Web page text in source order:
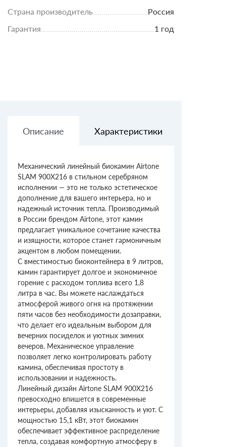
Страна производитель
Россия
Гарантия
1 год
Описание Характеристики
Механический линейный биокамин Airtone
SLAM 900X216 в стильном серебряном
исполнении — это не только эстетическое
дополнение для вашего интерьера, но и
надежный источник тепла. Производимый
в России брендом Airtone, этот камин
предлагает уникальное сочетание качества
и изящности, которое станет гармоничным
акцентом в любом помещении.
С вместимостью биоконтейнера в 9 литров,
камин гарантирует долгое и экономичное
горение с расходом топлива всего 1,8
литра в час. Вы можете наслаждаться
атмосферой живого огня на протяжении
пяти часов без необходимости дозаправки,
что делает его идеальным выбором для
вечерних посиделок и уютных зимних
вечеров. Механическое управление
позволяет легко контролировать работу
камина, обеспечивая простоту в
использовании и надежность.
Линейный дизайн Airtone SLAM 900X216
превосходно впишется в современные
интерьеры, добавляя изысканность и уют. С
мощностью 15,1 кВт, этот биокамин
обеспечивает эффективное распределение
тепла, создавая комфортную атмосферу в